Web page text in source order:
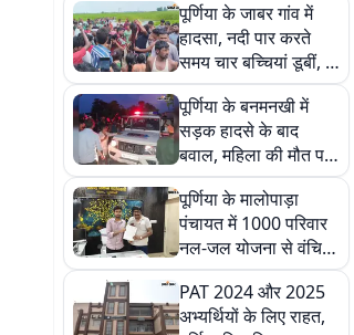
पूर्णिया के जाबर गांव में
हादसा, नदी पार करते
समय चार बच्चियां डूबीं, दो
की मौत
पूर्णिया के बनमनखी में
सड़क हादसे के बाद
बवाल, महिला की मौत पर
भड़की भीड़ ने पुलिस टीम
को बनाया निशाना
पूर्णिया के मालोपाड़ा
पंचायत में 1000 परिवार
नल-जल योजना से वंचित,
बीडीओ से जांच की मांग
PAT 2024 और 2025
अभ्यर्थियों के लिए राहत,